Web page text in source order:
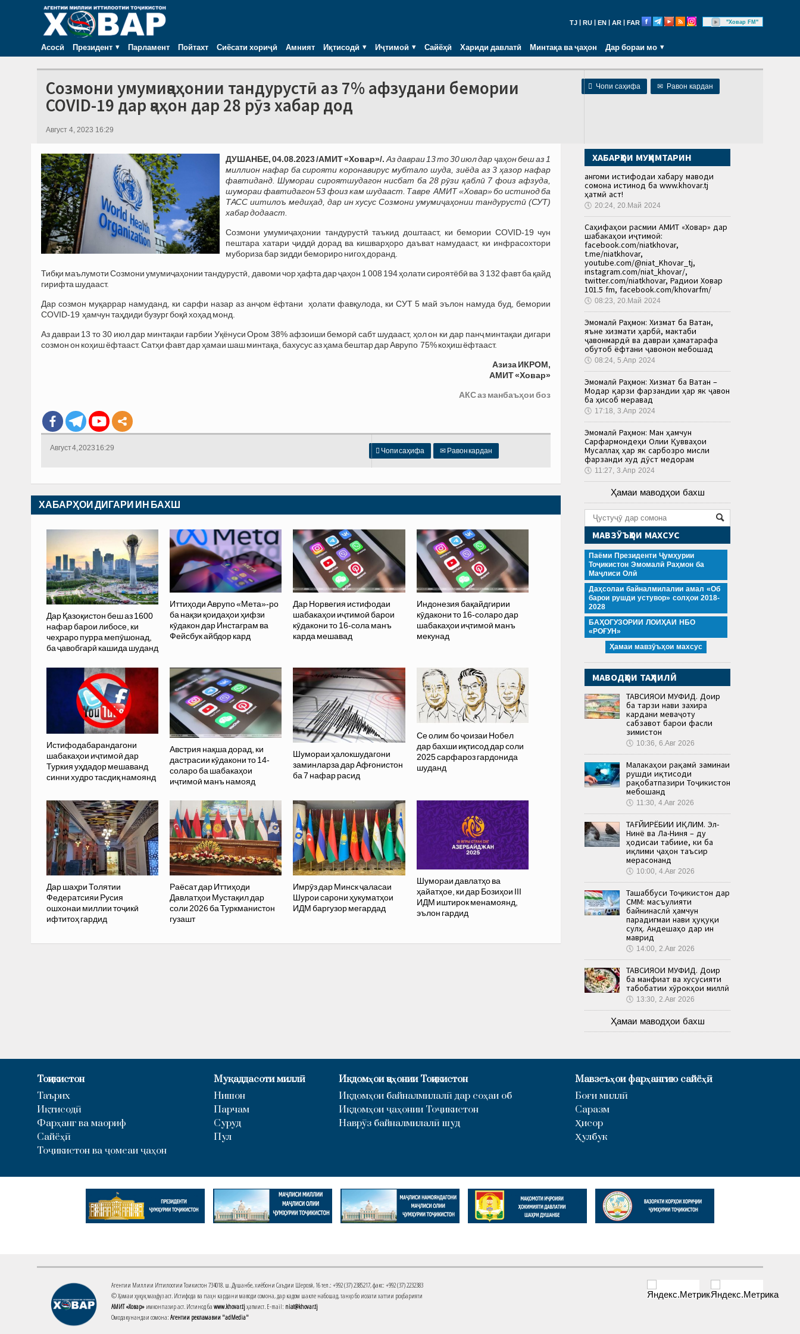
TJ RU EN AR FAR "Ховар FM"
Асосӣ Президент Парламент Пойтахт Сиёсати хориҷӣ Амният Иқтисодӣ Иҷтимоӣ Сайёҳӣ Хариди давлатӣ Минтақа ва ҷаҳон Дар бораи мо
 Чопи саҳифа ✉ Равон кардан
Созмони умумиҷаҳонии тандурустӣ аз 7% афзудани бемории
COVID-19 дар ҷаҳон дар 28 рӯз хабар дод
Август 4, 2023 16:29
ДУШАНБЕ, 04.08.2023 /АМИТ «Ховар»/. Аз давраи 13 то 30 июл дар ҷаҳон беш аз 1
миллион нафар ба сирояти коронавирус мубтало шуда, зиёда аз 3 ҳазор нафар
фавтиданд. Шумораи сироятшудагон нисбат ба 28 рӯзи қаблӣ 7 фоиз афзуда,
шумораи фавтидагон 53 фоиз кам шудааст. Тавре АМИТ «Ховар» бо истинод ба
ТАСС иитилоъ медиҳад, дар ин хусус Созмони умумиҷаҳонии тандурустӣ (СУТ)
хабар додааст.
Созмони умумиҷаҳонии тандурустӣ таъкид доштааст, ки бемории COVID-19 чун
пештара хатари ҷиддӣ дорад ва кишварҳоро даъват намудааст, ки инфрасохтори
мубориза бар зидди бемориро нигоҳ доранд.
Тибқи маълумоти Созмони умумиҷаҳонии тандурустӣ, давоми чор ҳафта дар ҷаҳон 1 008 194 ҳолати сироятёбӣ ва 3 132 фавт ба қайд
гирифта шудааст.
Дар созмон муқаррар намуданд, ки сарфи назар аз анҷом ёфтани ҳолати фавқулода, ки СУТ 5 май эълон намуда буд, бемории
COVID-19 ҳамчун таҳдиди бузург боқӣ хоҳад монд.
Аз давраи 13 то 30 июл дар минтақаи ғарбии Уқёнуси Ором 38% афзоиши беморӣ сабт шудааст, ҳол он ки дар панҷ минтақаи дигари
созмон он коҳиш ёфтааст. Сатҳи фавт дар ҳамаи шаш минтақа, бахусус аз ҳама бештар дар Аврупо 75% коҳиш ёфтааст.
Азиза ИКРОМ,
АМИТ «Ховар»
АКС аз манбаъҳои боз
 Чопи саҳифа ✉ Равон кардан
Август 4, 2023 16:29
ХАБАРҲОИ ДИГАРИ ИН БАХШ
Дар Қазоқистон беш аз 1600
нафар барои либосе, ки
чеҳраро пурра мепӯшонад,
ба ҷавобгарӣ кашида шуданд
Иттиҳоди Аврупо «Мета»-ро
ба нақзи қоидаҳои ҳифзи
кӯдакон дар Инстаграм ва
Фейсбук айбдор кард
Дар Норвегия истифодаи
шабакаҳои иҷтимоӣ барои
кӯдакони то 16-сола манъ
карда мешавад
Индонезия бақайдгирии
кӯдакони то 16-соларо дар
шабакаҳои иҷтимоӣ манъ
мекунад
Истифодабарандагони
шабакаҳои иҷтимоӣ дар
Туркия уҳдадор мешаванд
синни худро тасдиқ намоянд
Австрия нақша дорад, ки
дастрасии кӯдакони то 14-
соларо ба шабакаҳои
иҷтимоӣ манъ намояд
Шумораи ҳалокшудагони
заминларза дар Афғонистон
ба 7 нафар расид
Се олим бо ҷоизаи Нобел
дар бахши иқтисод дар соли
2025 сарфароз гардонида
шуданд
Дар шаҳри Толятии
Федератсияи Русия
ошхонаи миллии тоҷикӣ
ифтитоҳ гардид
Раёсат дар Иттиҳоди
Давлатҳои Мустақил дар
соли 2026 ба Туркманистон
гузашт
Имрӯз дар Минск ҷаласаи
Шурои сарони ҳукуматҳои
ИДМ баргузор мегардад
Шумораи давлатҳо ва
ҳайатҳое, ки дар Бозиҳои III
ИДМ иштирок менамоянд,
эълон гардид
ХАБАРҲОИ МУҲИМТАРИН
Ҳангоми истифодаи хабару маводи
сомона истинод ба www.khovar.tj
ҳатмӣ аст!
🕔 20:24, 20.Май 2024
Саҳифаҳои расмии АМИТ «Ховар» дар
шабакаҳои иҷтимоӣ:
facebook.com/niatkhovar,
t.me/niatkhovar,
youtube.com/@niat_Khovar_tj,
instagram.com/niat_khovar/,
twitter.com/niatkhovar, Радиои Ховар
101.5 fm, facebook.com/khovarfm/
🕔 08:23, 20.Май 2024
Эмомалӣ Раҳмон: Хизмат ба Ватан,
яъне хизмати ҳарбӣ, мактаби
ҷавонмардӣ ва давраи ҳаматарафа
обутоб ёфтани ҷавонон мебошад
🕔 08:24, 5.Апр 2024
Эмомалӣ Раҳмон: Хизмат ба Ватан –
Модар қарзи фарзандии ҳар як ҷавон
ба ҳисоб меравад
🕔 17:18, 3.Апр 2024
Эмомалӣ Раҳмон: Ман ҳамчун
Сарфармондеҳи Олии Қувваҳои
Мусаллаҳ ҳар як сарбозро мисли
фарзанди худ дӯст медорам
🕔 11:27, 3.Апр 2024
Ҳамаи маводҳои бахш
МАВЗӮЪҲОИ МАХСУС
Паёми Президенти Ҷумҳурии
Тоҷикистон Эмомалӣ Раҳмон ба
Маҷлиси Олӣ
Даҳсолаи байналмилалии амал «Об
барои рушди устувор» солҳои 2018-
2028
БАҲОГУЗОРИИ ЛОИҲАИ НБО
«РОҒУН»
Ҳамаи мавзӯъҳои махсус
МАВОДҲОИ ТАҲЛИЛӢ
ТАВСИЯҲОИ МУФИД. Доир
ба тарзи нави захира
кардани меваҷоту
сабзавот барои фасли
зимистон
🕔 10:36, 6.Авг 2026
Малакаҳои рақамӣ заминаи
рушди иқтисоди
рақобатпазири Тоҷикистон
мебошанд
🕔 11:30, 4.Авг 2026
ТАҒЙИРЁБИИ ИҚЛИМ. Эл-
Нинё ва Ла-Ниня – ду
ҳодисаи табиие, ки ба
иқлими ҷаҳон таъсир
мерасонанд
🕔 10:00, 4.Авг 2026
Ташаббуси Тоҷикистон дар
СММ: масъулияти
байнинаслӣ ҳамчун
парадигмаи нави ҳуқуқи
сулҳ. Андешаҳо дар ин
маврид
🕔 14:00, 2.Авг 2026
ТАВСИЯҲОИ МУФИД. Доир
ба манфиат ва хусусияти
табобатии хӯрокҳои миллӣ
🕔 13:30, 2.Авг 2026
Ҳамаи маводҳои бахш
Тоҷикистон
Таърих
Иқтисодӣ
Фарҳанг ва маориф
Сайёҳӣ
Тоҷикистон ва ҷомеаи ҷаҳон
Муқаддасоти миллӣ
Нишон
Парчам
Суруд
Пул
Иқдомҳои ҷаҳонии Тоҷикистон
Иқдомҳои байналмилалӣ дар соҳаи об
Иқдомҳои ҷаҳонии Тоҷикистон
Наврӯз байналмилалӣ шуд
Мавзеъҳои фарҳангию сайёҳӣ
Боғи миллӣ
Саразм
Ҳисор
Ҳулбук
Агентии Миллии Иттилоотии Тоҷикистон 734018. ш. Душанбе, хиёбони Саъдии Шерозӣ, 16 тел.: +992 (37) 2385217, факс: +992 (37) 2232383
© Ҳамаи ҳуқуқ маҳфуз аст. Истифода ва паҳн кардани маводи сомона, дар кадом шакле набошад, танҳо бо иҷозати хаттии роҳбарияти
АМИТ «Ховар» имконпазир аст. Истинод ба www.khovar.tjҳатмист. E-mail: niat@khovar.tj
Омодакунандаи сомона: Агентии рекламавии "adMedia"